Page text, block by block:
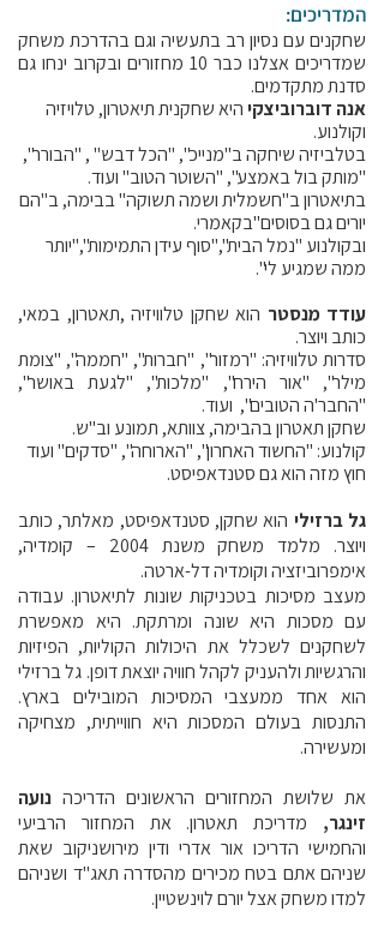
המדריכים:
שחקנים עם נסיון רב בתעשיה וגם בהדרכת משחק
שמדריכים אצלנו כבר 10 מחזורים ובקרוב ינחו גם
סדנת מתקדמים.
אנה דוברוביצקיהיא שחקנית תיאטרון, טלויזיה
וקולנוע.
בטלביזיה שיחקה ב"מנייכ", "הכל דבש" , "הבורר",
"מותק בול באמצע", "השוטר הטוב" ועוד.
בתיאטרון ב"חשמלית ושמה תשוקה" בבימה, ב"הם
יורים גם בסוסים"בקאמרי.
ובקולנוע "נמל הבית","סוף עידן התמימות","יותר
ממה שמגיע לי".
עודד מנסטר הוא שחקן טלוויזיה ,תאטרון, במאי,
כותב ויוצר.
סדרות טלוויזיה: "רמזור", "חברות", "חממה", "צומת
מילר", "אור הירח", "מלכות", "לגעת באושר",
"החבר'ה הטובים", ועוד.
שחקן תאטרון בהבימה, צוותא, תמונע וב"ש.
קולנוע: "החשוד האחרון", "הארוחה", "סדקים" ועוד
חוץ מזה הוא גם סטנדאפיסט.
גל ברזילי הוא שחקן, סטנדאפיסט, מאלתר, כותב
ויוצר. מלמד משחק משנת 2004 – קומדיה,
אימפרוביזציה וקומדיה דל-ארטה.
מעצב מסיכות בטכניקות שונות לתיאטרון. עבודה
עם מסכות היא שונה ומרתקת. היא מאפשרת
לשחקנים לשכלל את היכולות הקוליות, הפיזיות
והרגשיות ולהעניק לקהל חוויה יוצאת דופן. גל ברזילי
הוא אחד ממעצבי המסיכות המובילים בארץ.
התנסות בעולם המסכות היא חווייתית, מצחיקה
ומעשירה.
את שלושת המחזורים הראשונים הדריכה נועה
זינגר, מדריכת תאטרון. את המחזור הרביעי
והחמישי הדריכו אור אדרי ודין מירושניקוב שאת
שניהם אתם בטח מכירים מהסדרה תאג"ד ושניהם
למדו משחק אצל יורם לוינשטיין.